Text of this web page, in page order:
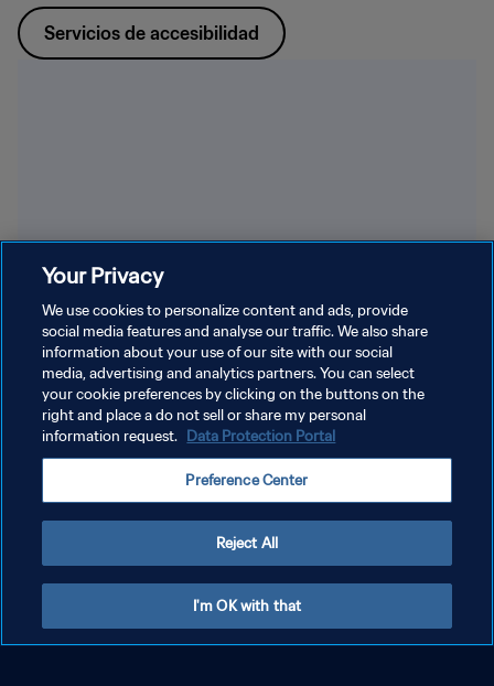
Servicios de accesibilidad
Otras recomendaciones de
transporte
Las rutas de transporte funcionarán de manera diferente a otros
más información sobre las opciones de transporte en la ciudad,
visita el sitio web de la Ciudad Sede.
Conoce más
Your Privacy
We use cookies to personalize content and ads, provide
social media features and analyse our traffic. We also share
information about your use of our site with our social
media, advertising and analytics partners. You can select
your cookie preferences by clicking on the buttons on the
right and place a do not sell or share my personal
information request. Data Protection Portal
Preference Center
Reject All
I'm OK with that